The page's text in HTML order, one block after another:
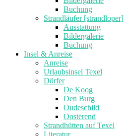
Buchung
Strandläufer [strandloper]
Ausstattung
Bildergalerie
Buchung
Insel & Anreise
Anreise
Urlaubsinsel Texel
Dörfer
De Koog
Den Burg
Oudeschild
Oosterend
Strandhütten auf Texel
Literatur